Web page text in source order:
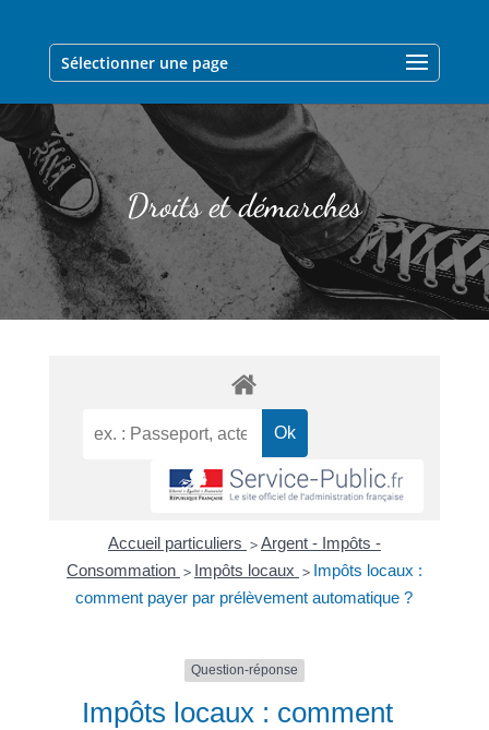
Sélectionner une page
Droits et démarches
Accueil particuliers > Argent - Impôts -
Consommation > Impôts locaux > Impôts locaux :
comment payer par prélèvement automatique ?
Question-réponse
Impôts locaux : comment